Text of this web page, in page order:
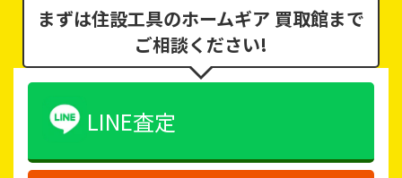
まずは住設工具のホームギア 買取館まで
ご相談ください!
LINE査定